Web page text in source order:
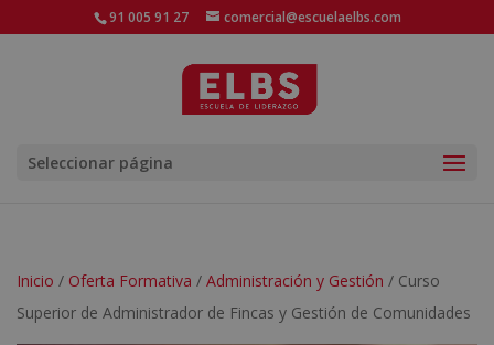
91 005 91 27 comercial@escuelaelbs.com
Seleccionar página
Inicio / Oferta Formativa / Administración y Gestión / Curso
Superior de Administrador de Fincas y Gestión de Comunidades